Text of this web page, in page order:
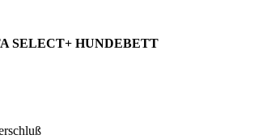
SELECT+ HUNDEBETT